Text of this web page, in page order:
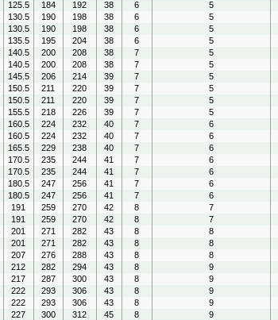
125.5 184 192 38 6 5
130.5 190 198 38 6 5
130.5 190 198 38 6 5
135.5 195 204 38 6 5
140.5 200 208 38 7 5
140.5 200 208 38 7 5
145.5 206 214 39 7 5
150.5 211 220 39 7 5
150.5 211 220 39 7 5
155.5 218 226 39 7 5
160.5 224 232 40 7 6
160.5 224 232 40 7 6
165.5 229 238 40 7 6
170.5 235 244 41 7 6
170.5 235 244 41 7 6
180.5 247 256 41 7 6
180.5 247 256 41 7 6
191 259 270 42 8 7
191 259 270 42 8 7
201 271 282 43 8 8
201 271 282 43 8 8
207 276 288 43 8 8
212 282 294 43 8 9
217 287 300 43 8 9
222 293 306 43 8 9
222 293 306 43 8 9
227 300 312 45 8 9